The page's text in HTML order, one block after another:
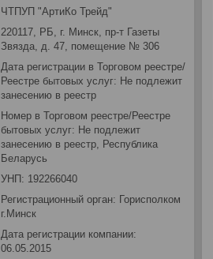
ЧТПУП "АртиКо Трейд"
220117, РБ, г. Минск, пр-т Газеты
Звязда, д. 47, помещение № 306
Дата регистрации в Торговом реестре/
Реестре бытовых услуг: Не подлежит
занесению в реестр
Номер в Торговом реестре/Реестре
бытовых услуг: Не подлежит
занесению в реестр, Республика
Беларусь
УНП: 192266040
Регистрационный орган: Горисполком
г.Минск
Дата регистрации компании:
06.05.2015